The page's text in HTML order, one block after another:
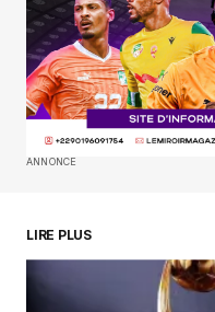
Enregistrer
site dans le
commentaire.
SUBMIT COMMENT
ANNONCE
LIRE PLUS